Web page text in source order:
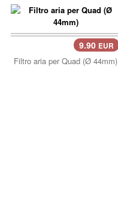
9.90 EUR
Filtro aria per Quad (Ø 44mm)